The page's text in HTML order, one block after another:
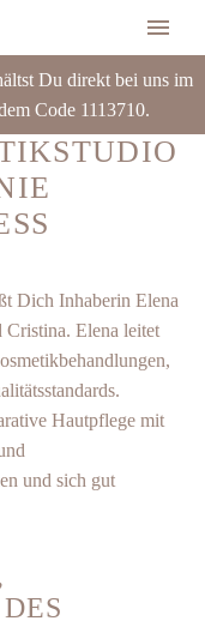
Du direkt bei uns im
Code 1113710.
Dich Inhaberin Elena
Cristina. Elena leitet
Hautpflege mit
und sich gut